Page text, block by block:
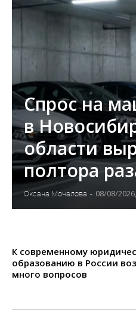
Спрос на
в
области
полтора
Оксана Мочалова - 08/08/
К современному
образованию в России
много вопросов